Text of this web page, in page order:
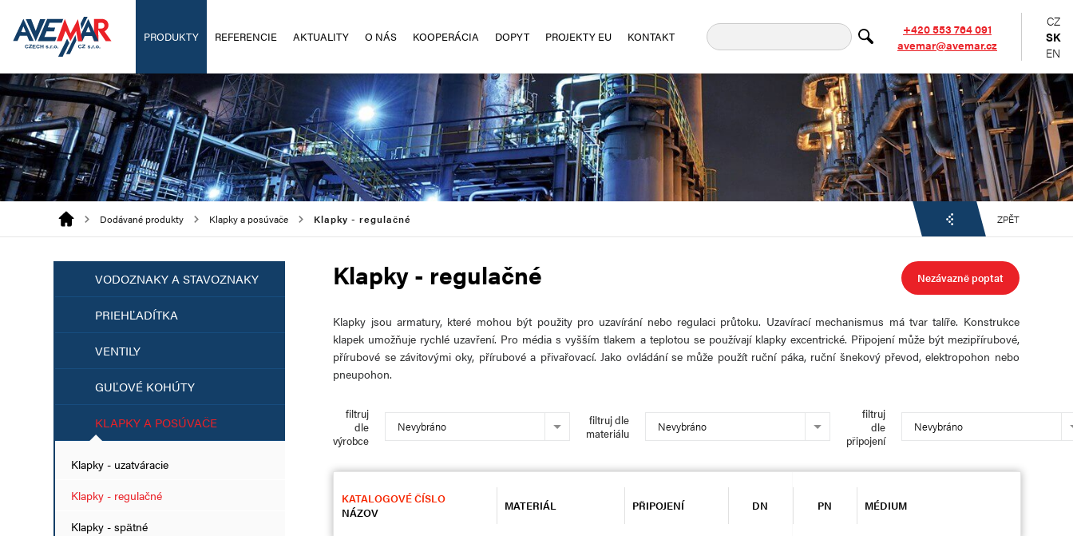
PRODUKTY REFERENCIE AKTUALITY O NÁS KOOPERÁCIA DOPYT PROJEKTY EU KONTAKT
+420 553 764 091
avemar@avemar.cz
CZ
SK
EN
Dodávané produkty Klapky a posúvače Klapky - regulačné ZPĚT
VODOZNAKY A STAVOZNAKY
PRIEHĽADÍTKA
VENTILY
GUĽOVÉ KOHÚTY
KLAPKY A POSÚVAČE
Klapky - uzatváracie
Klapky - regulačné
Klapky - spätné
Klapky - regulačné
Klapky jsou armatury, které mohou být použity pro uzavírání nebo regulaci průtoku. Uzavírací mechanismus má tvar talíře. Konstrukce
klapek umožňuje rychlé uzavření. Pro média s vyšším tlakem a teplotou se používají klapky excentrické. Připojení může být mezipřírubové,
přírubové se závitovými oky, přírubové a přivařovací. Jako ovládání se může použít ruční páka, ruční šnekový převod, elektropohon nebo
pneupohon.
Nezávazně poptat
filtruj
dle
výrobce
Nevybráno
filtruj dle
materiálu
Nevybráno
filtruj
dle
připojení
Nevybráno
KATALOGOVÉ ČÍSLO
NÁZOV
MATERIÁL PŘIPOJENÍ DN PN MÉDIUM